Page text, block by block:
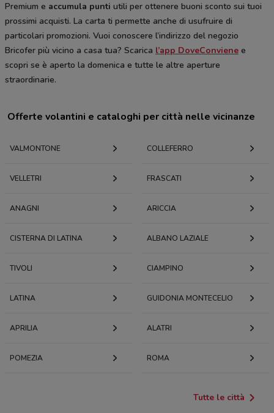
Premium e accumula punti utili per ottenere buoni sconto sui tuoi
prossimi acquisti. La carta ti permette anche di usufruire di
particolari promozioni. Vuoi conoscere l’indirizzo del negozio
Bricofer più vicino a casa tua? Scarica l’app DoveConviene e
scopri se è aperto la domenica e tutte le altre aperture
straordinarie.
Offerte volantini e cataloghi per città nelle vicinanze
VALMONTONE COLLEFERRO
VELLETRI FRASCATI
ANAGNI ARICCIA
CISTERNA DI LATINA ALBANO LAZIALE
TIVOLI CIAMPINO
LATINA GUIDONIA MONTECELIO
APRILIA ALATRI
POMEZIA ROMA
Tutte le città